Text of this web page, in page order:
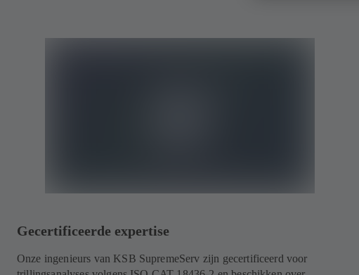
Gecertificeerde expertise
Onze ingenieurs van KSB SupremeServ zijn gecertificeerd voor